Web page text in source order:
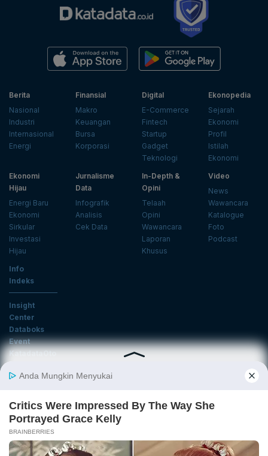
Berita
Nasional
Industri
Internasional
Energi
Finansial
Makro
Keuangan
Bursa
Korporasi
Digital
E-Commerce
Fintech
Startup
Gadget
Teknologi
Ekonopedia
Sejarah
Ekonomi
Profil
Istilah
Ekonomi
Ekonomi
Hijau
Energi Baru
Ekonomi
Sirkular
Investasi
Hijau
Jurnalisme
Data
Infografik
Analisis
Cek Data
In-Depth &
Opini
Telaah
Opini
Wawancara
Laporan
Khusus
Video
News
Wawancara
Katalogue
Foto
Podcast
Info
Indeks
Insight
Center
Databoks
Event
KatadataOto
Email